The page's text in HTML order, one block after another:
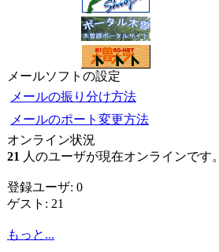
メールソフトの設定
メールの振り分け方法
メールのポート変更方法
オンライン状況
21 人のユーザが現在オンラインです。
登録ユーザ: 0
ゲスト: 21
もっと...